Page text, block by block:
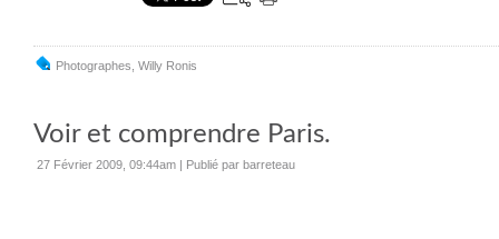
Photographes Willy Ronis
Voir et comprendre Paris.
27 Février 2009, 09:44am Publié par barreteau